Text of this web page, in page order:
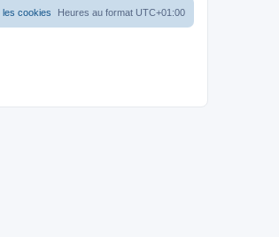
Heures au format UTC+01:00
les cookies